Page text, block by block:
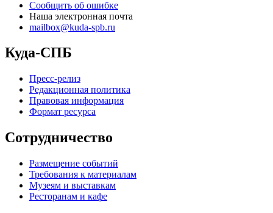
Сообщить об ошибке
Наша электронная почта
mailbox@kuda-spb.ru
Куда-СПБ
Пресс-релиз
Редакционная политика
Правовая информация
Формат ресурса
Сотрудничество
Размещение событий
Требования к материалам
Музеям и выставкам
Ресторанам и кафе